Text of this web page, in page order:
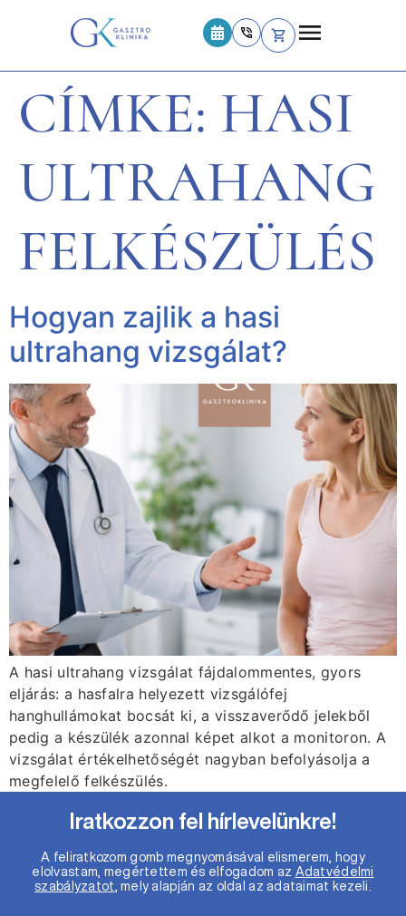
CÍMKE: HASI
ULTRAHANG
FELKÉSZÜLÉS
Hogyan zajlik a hasi
ultrahang vizsgálat?
A hasi ultrahang vizsgálat fájdalommentes, gyors
eljárás: a hasfalra helyezett vizsgálófej
hanghullámokat bocsát ki, a visszaverődő jelekből
pedig a készülék azonnal képet alkot a monitoron. A
vizsgálat értékelhetőségét nagyban befolyásolja a
megfelelő felkészülés.
Iratkozzon fel hírlevelünkre!
A feliratkozom gomb megnyomásával elismerem, hogy
elolvastam, megértettem és elfogadom az Adatvédelmi
szabályzatot , mely alapján az oldal az adataimat kezeli.